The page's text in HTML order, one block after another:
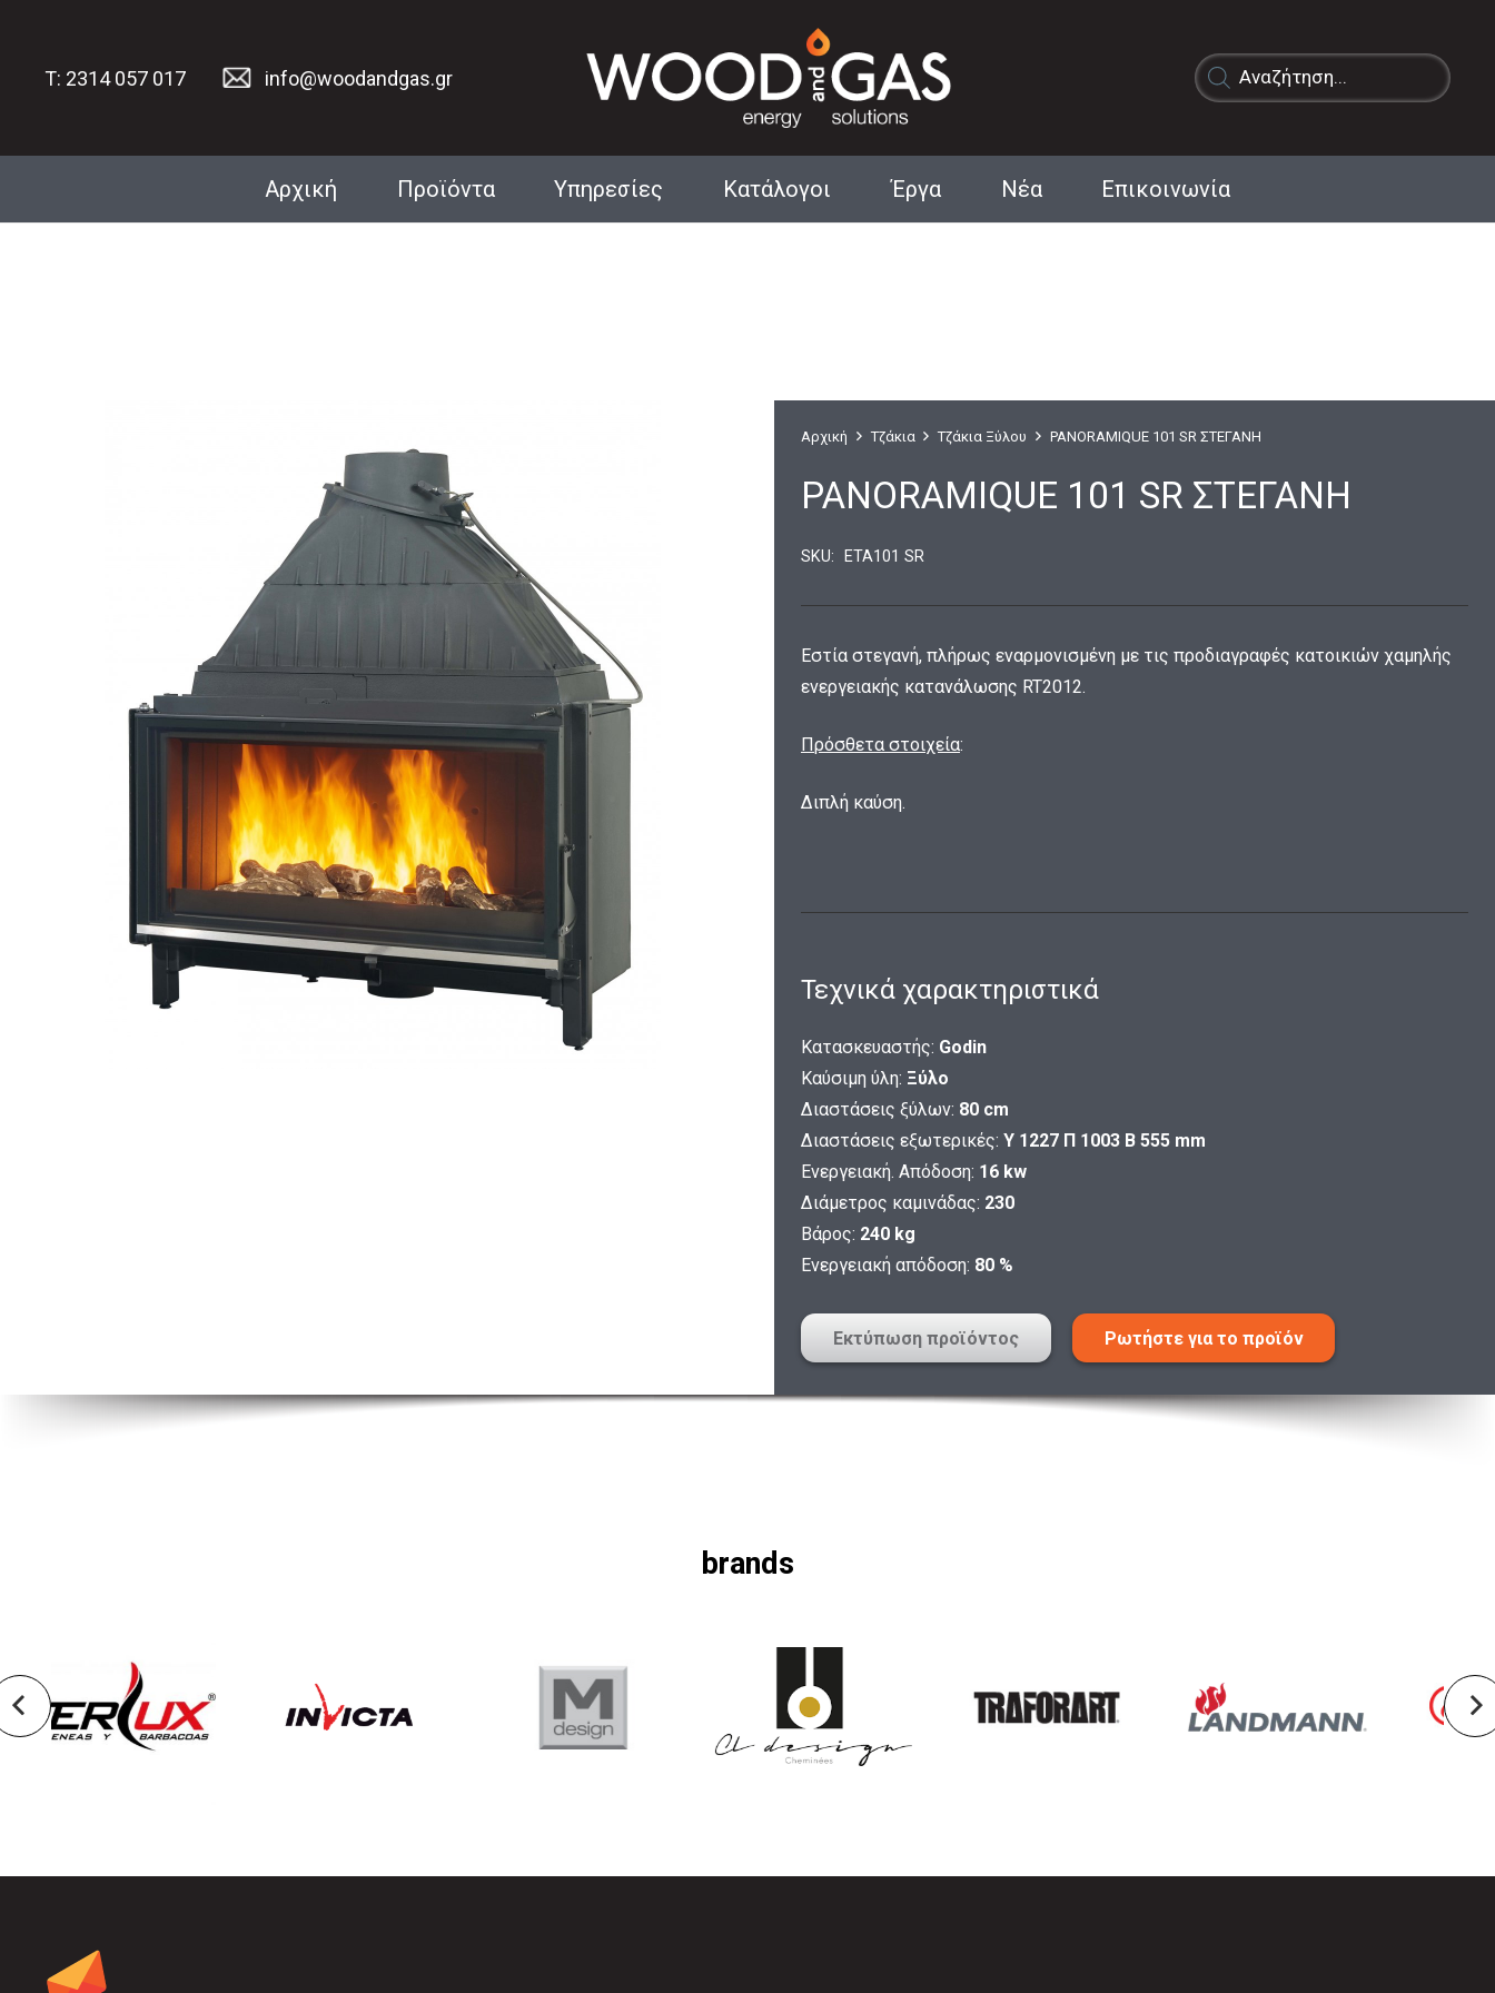
T: 2314 057 017 info@woodandgas.gr
Products
search
Αρχική Προϊόντα Υπηρεσίες Κατάλογοι Έργα Νέα Επικοινωνία
Αρχική Τζάκια Τζάκια Ξύλου PANORAMIQUE 101 SR ΣΤΕΓΑΝΗ
PANORAMIQUE 101 SR ΣΤΕΓΑΝΗ
SKU: ETA101 SR
Εστία στεγανή, πλήρως εναρμονισμένη με τις προδιαγραφές κατοικιών χαμηλής
ενεργειακής κατανάλωσης RT2012.
Πρόσθετα στοιχεία:
Διπλή καύση.
Τεχνικά χαρακτηριστικά
Κατασκευαστής: Godin
Καύσιμη ύλη: Ξύλο
Διαστάσεις ξύλων: 80 cm
Διαστάσεις εξωτερικές: Υ 1227 Π 1003 Β 555 mm
Ενεργειακή. Απόδοση: 16 kw
Διάμετρος καμινάδας: 230
Βάρος: 240 kg
Ενεργειακή απόδοση: 80 %
Εκτύπωση προϊόντος Ρωτήστε για το προϊόν
brands